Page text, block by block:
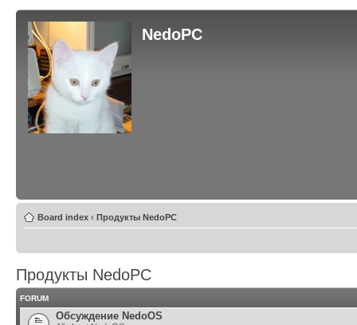
NedoPC
Board index ‹ Продукты NedoPC
Продукты NedoPC
FORUM
Обсуждение NedoOS